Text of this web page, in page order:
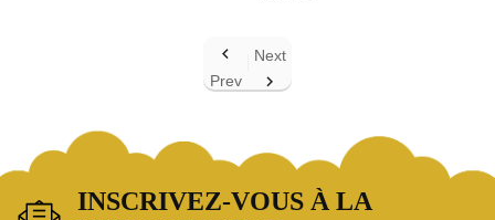

Prev
Next

INSCRIVEZ-VOUS À LA